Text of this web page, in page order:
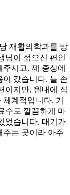
재활의학과를 방
님이 젊으신 편인
시고, 제 증상에
갔습니다. 늘 손
이지만, 원내에 직
계적입니다. 기
수도 깔끔하게 마
었습니다. 대기가
주는 곳이라 아주